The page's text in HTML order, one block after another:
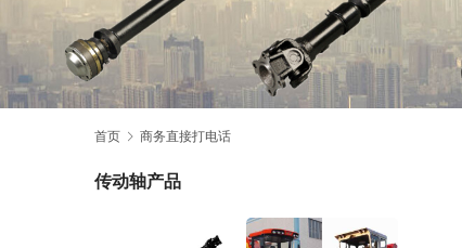
首页 商务直接打电话
传动轴产品